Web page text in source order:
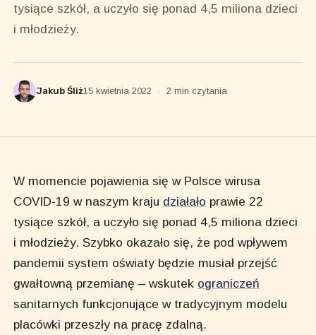
tysiące szkół, a uczyło się ponad 4,5 miliona dzieci
i młodzieży.
Jakub Śliż15 kwietnia 2022 · 2 min czytania
W momencie pojawienia się w Polsce wirusa
COVID-19 w naszym kraju działało prawie 22
tysiące szkół, a uczyło się ponad 4,5 miliona dzieci
i młodzieży. Szybko okazało się, że pod wpływem
pandemii system oświaty będzie musiał przejść
gwałtowną przemianę – wskutek ograniczeń
sanitarnych funkcjonujące w tradycyjnym modelu
placówki przeszły na pracę zdalną.